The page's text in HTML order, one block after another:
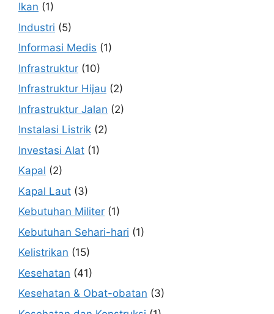
Ikan (1)
Industri (5)
Informasi Medis (1)
Infrastruktur (10)
Infrastruktur Hijau (2)
Infrastruktur Jalan (2)
Instalasi Listrik (2)
Investasi Alat (1)
Kapal (2)
Kapal Laut (3)
Kebutuhan Militer (1)
Kebutuhan Sehari-hari (1)
Kelistrikan (15)
Kesehatan (41)
Kesehatan & Obat-obatan (3)